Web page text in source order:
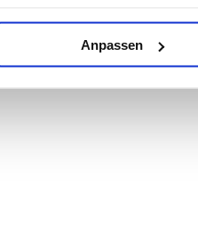
Anpassen